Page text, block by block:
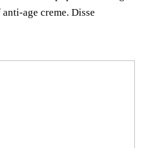
age creme. Disse